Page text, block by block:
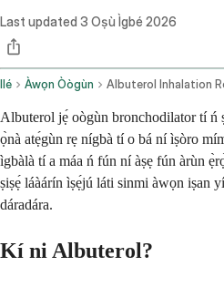
Last updated 3 Oṣù Ìgbé 2026
Ilé Àwọn Òògùn Albuterol Inhalation
Albuterol jẹ́ oògùn bronchodilator tí ń
ọ̀nà atẹ́gùn rẹ nígbà tí o bá ní ìṣòro
ìgbàlà tí a máa ń fún ní àṣẹ fún àrùn
ṣiṣẹ́ láàárín ìṣẹ́jú láti sinmi àwọn iṣan
dáradára.
Kí ni Albuterol?